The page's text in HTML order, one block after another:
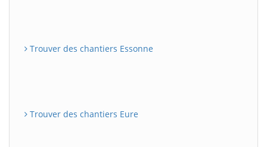
Trouver des chantiers Essonne
Trouver des chantiers Eure